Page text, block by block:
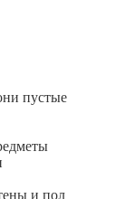
пустые
и пол